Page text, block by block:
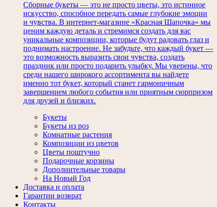
Сборные букеты — это не просто цветы, это истинное
искусство, способное передать самые глубокие эмоции
и чувства. В интернет-магазине «Красная Шапочка» мы
ценим каждую деталь и стремимся создать для вас
уникальные композиции, которые будут радовать глаз и
поднимать настроение. Не забудьте, что каждый букет —
это возможность выразить свои чувства, создать
праздник или просто подарить улыбку. Мы уверены, что
среди нашего широкого ассортимента вы найдете
именно тот букет, который станет гармоничным
завершением любого события или приятным сюрпризом
для друзей и близких.
Букеты
Букеты из роз
Комнатные растения
Композиции из цветов
Цветы поштучно
Подарочные корзины
Дополнительные товары
На Новый Год
Доставка и оплата
Гарантии возврат
Контакты